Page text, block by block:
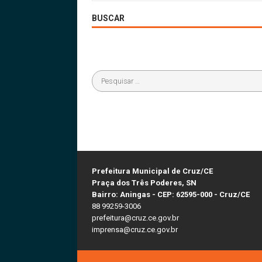
BUSCAR
Prefeitura Municipal de Cruz/CE
Praça dos Três Poderes, SN
Bairro: Aningas - CEP: 62595-000 - Cruz/CE
88 99259-3006
prefeitura@cruz.ce.gov.br
imprensa@cruz.ce.gov.br